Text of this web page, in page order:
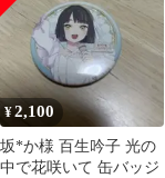
¥2,100
坂*か様 百生吟子 光の
中で花咲いて 缶バッジ